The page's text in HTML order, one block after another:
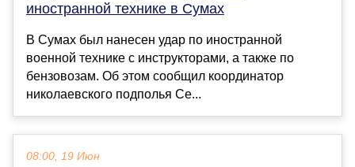
иностранной технике в Сумах
В Сумах был нанесен удар по иностранной
военной технике с инструкторами, а также по
бензовозам. Об этом сообщил координатор
николаевского подполья Се...
08:00, 19 Июн